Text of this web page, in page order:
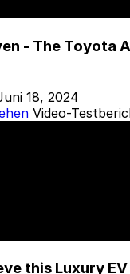
- The Toyota
18, 2024
Video-
this Luxury